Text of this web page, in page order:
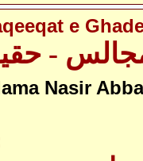
e
-
Nasir